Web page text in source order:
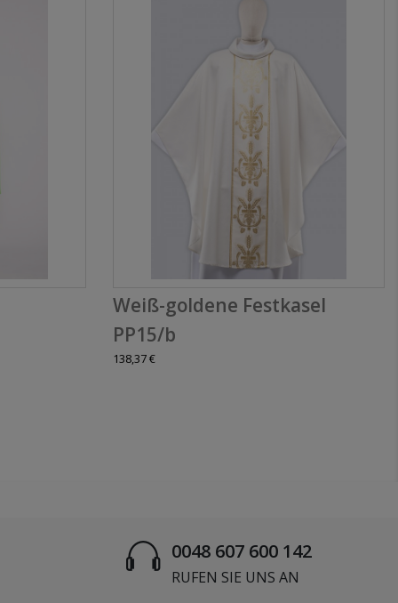
Weiß-goldene Festkasel
PP15/b
138,37 €
0048 607 600 142
RUFEN SIE UNS AN